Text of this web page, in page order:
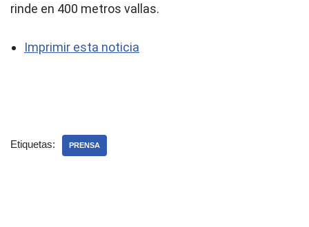
rinde en 400 metros vallas.
Imprimir esta noticia
Etiquetas: PRENSA